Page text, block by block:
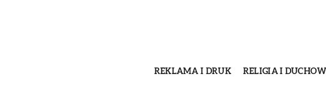
REKLAMA I DRUK RELIGIA I